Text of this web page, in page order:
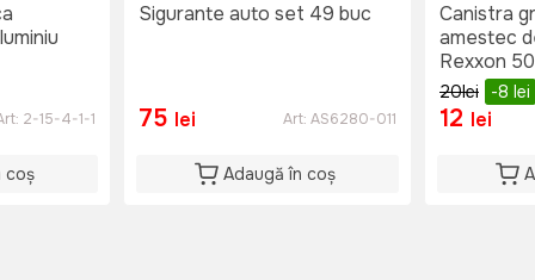
2-15-4-1-1
coș
Sigurante auto set 49 buc
75 lei Art: AS6280-011
Adaugă în coș
Canistra
amestec
Rexxon
20lei -8 lei
12 lei